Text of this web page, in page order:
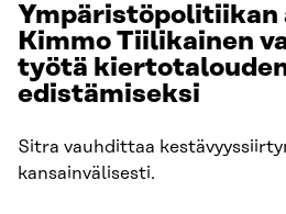
Ympäristöpolitiikan
Kimmo Tiilikainen
työtä
edistämiseksi
Sitra vauhdittaa
kansainvälisesti.